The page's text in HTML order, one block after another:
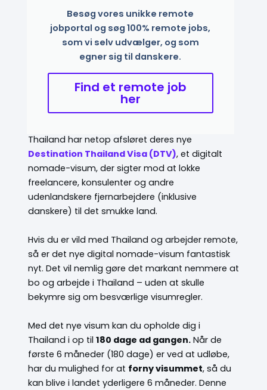
Besøg vores unikke remote
jobportal og søg 100% remote jobs,
som vi selv udvælger, og som
egner sig til danskere.
Find et remote job
her
Thailand har netop afsløret deres nye
Destination Thailand Visa (DTV), et digitalt
nomade-visum, der sigter mod at lokke
freelancere, konsulenter og andre
udenlandskere fjernarbejdere (inklusive
danskere) til det smukke land.
Hvis du er vild med Thailand og arbejder remote,
så er det nye digital nomade-visum fantastisk
nyt. Det vil nemlig gøre det markant nemmere at
bo og arbejde i Thailand – uden at skulle
bekymre sig om besværlige visumregler.
Med det nye visum kan du opholde dig i
Thailand i op til 180 dage ad gangen.Når de
første 6 måneder (180 dage) er ved at udløbe,
har du mulighed for at forny visummet, så du
kan blive i landet yderligere 6 måneder. Denne